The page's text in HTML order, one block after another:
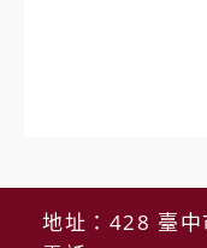
地址：428 臺